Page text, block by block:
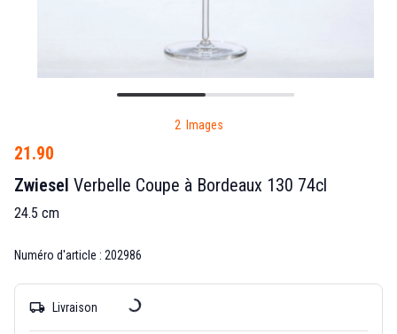
2 Images
21.90
Zwiesel Verbelle Coupe à Bordeaux 130 74cl
24.5 cm
Numéro d'article : 202986
local_shipping Livraison